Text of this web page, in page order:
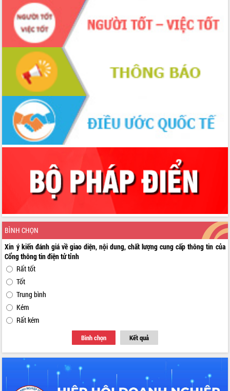
BÌNH CHỌN
Xin ý kiến đánh giá về giao diện, nội dung, chất lượng cung cấp thông tin của
Cổng thông tin điện tử tỉnh
Rất tốt
Tốt
Trung bình
Kém
Rất kém
Bình chọn Kết quả